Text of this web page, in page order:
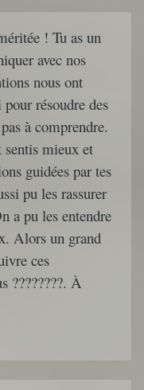
! Tu as un
avec nos
nous ont
résoudre des
à comprendre.
sentis mieux et
guidées par tes
pu les rassurer
a pu les entendre
Alors un grand
ces
????????. À